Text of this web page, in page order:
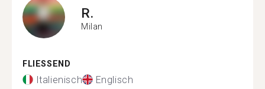
R.
Milan
FLIESSEND
Italienisch Englisch